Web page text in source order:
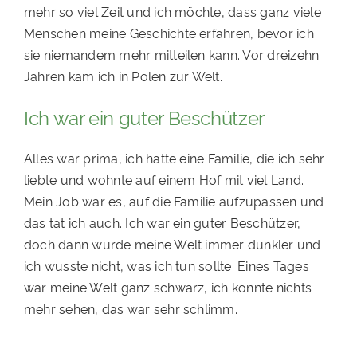
RATGEBER
mehr so viel Zeit und ich möchte, dass ganz viele
Menschen meine Geschichte erfahren, bevor ich
sie niemandem mehr mitteilen kann. Vor dreizehn
Jahren kam ich in Polen zur Welt.
Ich war ein guter Beschützer
Alles war prima, ich hatte eine Familie, die ich sehr
liebte und wohnte auf einem Hof mit viel Land.
Mein Job war es, auf die Familie aufzupassen und
das tat ich auch. Ich war ein guter Beschützer,
doch dann wurde meine Welt immer dunkler und
ich wusste nicht, was ich tun sollte. Eines Tages
war meine Welt ganz schwarz, ich konnte nichts
mehr sehen, das war sehr schlimm.